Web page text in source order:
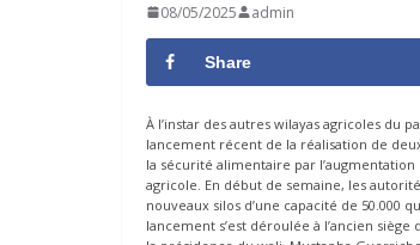
08/05/2025 admin
Share
À l’instar des autres wilayas agricoles du
lancement récent de la réalisation de
la sécurité alimentaire par
agricole. En début de semaine, les
nouveaux silos d’une capacité de 50.000
lancement s’est déroulée à l’ancien